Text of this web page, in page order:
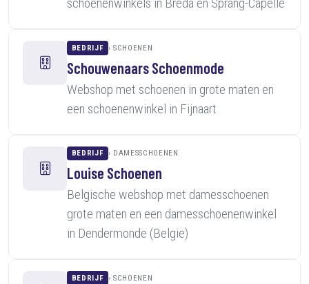
BEDRIJF SCHOENEN
Schouwenaars Schoenmode
Webshop met schoenen in grote maten en
een schoenenwinkel in Fijnaart
BEDRIJF DAMESSCHOENEN
Louise Schoenen
Belgische webshop met damesschoenen
grote maten en een damesschoenenwinkel
in Dendermonde (Belgie)
BEDRIJF SCHOENEN